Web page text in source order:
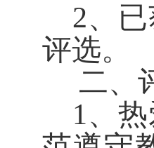
2、
评选。
二、
1、